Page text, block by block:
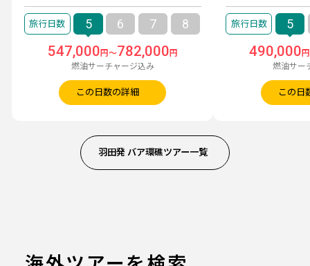
5 6 7 8
547,000 円～782,000 円
燃油サーチャージ込み
この日数の詳細
5
490,000
燃油サー
この日
羽田発 バア環礁ツアー一覧